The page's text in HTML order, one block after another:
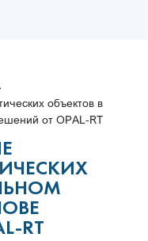
объектов в
от OPAL-RT
RT